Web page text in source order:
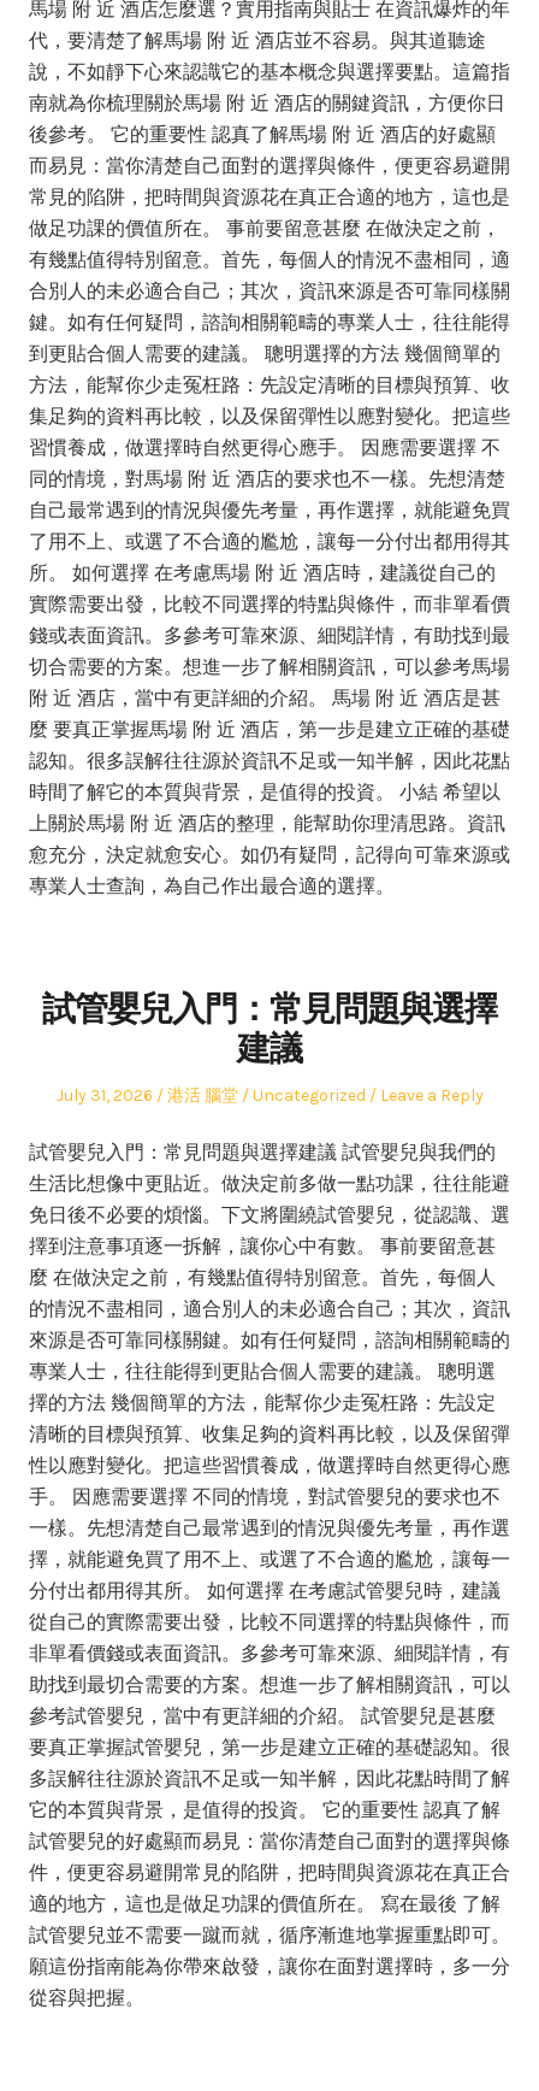
馬場 附 近 酒店怎麼選？實用指南與貼士 在資訊爆炸的年
代，要清楚了解馬場 附 近 酒店並不容易。與其道聽途
說，不如靜下心來認識它的基本概念與選擇要點。這篇指
南就為你梳理關於馬場 附 近 酒店的關鍵資訊，方便你日
後參考。 它的重要性 認真了解馬場 附 近 酒店的好處顯
而易見：當你清楚自己面對的選擇與條件，便更容易避開
常見的陷阱，把時間與資源花在真正合適的地方，這也是
做足功課的價值所在。 事前要留意甚麼 在做決定之前，
有幾點值得特別留意。首先，每個人的情況不盡相同，適
合別人的未必適合自己；其次，資訊來源是否可靠同樣關
鍵。如有任何疑問，諮詢相關範疇的專業人士，往往能得
到更貼合個人需要的建議。 聰明選擇的方法 幾個簡單的
方法，能幫你少走冤枉路：先設定清晰的目標與預算、收
集足夠的資料再比較，以及保留彈性以應對變化。把這些
習慣養成，做選擇時自然更得心應手。 因應需要選擇 不
同的情境，對馬場 附 近 酒店的要求也不一樣。先想清楚
自己最常遇到的情況與優先考量，再作選擇，就能避免買
了用不上、或選了不合適的尷尬，讓每一分付出都用得其
所。 如何選擇 在考慮馬場 附 近 酒店時，建議從自己的
實際需要出發，比較不同選擇的特點與條件，而非單看價
錢或表面資訊。多參考可靠來源、細閱詳情，有助找到最
切合需要的方案。想進一步了解相關資訊，可以參考馬場
附 近 酒店，當中有更詳細的介紹。 馬場 附 近 酒店是甚
麼 要真正掌握馬場 附 近 酒店，第一步是建立正確的基礎
認知。很多誤解往往源於資訊不足或一知半解，因此花點
時間了解它的本質與背景，是值得的投資。 小結 希望以
上關於馬場 附 近 酒店的整理，能幫助你理清思路。資訊
愈充分，決定就愈安心。如仍有疑問，記得向可靠來源或
專業人士查詢，為自己作出最合適的選擇。
試管嬰兒入門：常見問題與選擇
建議
Posted
July 31, 2026 Author
港活 腦堂
Posted
Uncategorized Leave a Reply
試管嬰兒入門：常見問題與選擇建議 試管嬰兒與我們的
生活比想像中更貼近。做決定前多做一點功課，往往能避
免日後不必要的煩惱。下文將圍繞試管嬰兒，從認識、選
擇到注意事項逐一拆解，讓你心中有數。 事前要留意甚
麼 在做決定之前，有幾點值得特別留意。首先，每個人
的情況不盡相同，適合別人的未必適合自己；其次，資訊
來源是否可靠同樣關鍵。如有任何疑問，諮詢相關範疇的
專業人士，往往能得到更貼合個人需要的建議。 聰明選
擇的方法 幾個簡單的方法，能幫你少走冤枉路：先設定
清晰的目標與預算、收集足夠的資料再比較，以及保留彈
性以應對變化。把這些習慣養成，做選擇時自然更得心應
手。 因應需要選擇 不同的情境，對試管嬰兒的要求也不
一樣。先想清楚自己最常遇到的情況與優先考量，再作選
擇，就能避免買了用不上、或選了不合適的尷尬，讓每一
分付出都用得其所。 如何選擇 在考慮試管嬰兒時，建議
從自己的實際需要出發，比較不同選擇的特點與條件，而
非單看價錢或表面資訊。多參考可靠來源、細閱詳情，有
助找到最切合需要的方案。想進一步了解相關資訊，可以
參考試管嬰兒，當中有更詳細的介紹。 試管嬰兒是甚麼
要真正掌握試管嬰兒，第一步是建立正確的基礎認知。很
多誤解往往源於資訊不足或一知半解，因此花點時間了解
它的本質與背景，是值得的投資。 它的重要性 認真了解
試管嬰兒的好處顯而易見：當你清楚自己面對的選擇與條
件，便更容易避開常見的陷阱，把時間與資源花在真正合
適的地方，這也是做足功課的價值所在。 寫在最後 了解
試管嬰兒並不需要一蹴而就，循序漸進地掌握重點即可。
願這份指南能為你帶來啟發，讓你在面對選擇時，多一分
從容與把握。